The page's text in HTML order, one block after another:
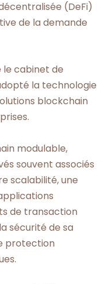
(DeFi)
de la demande
le cabinet de
la technologie
blockchain
modulable,
souvent associés
scalabilité, une
de transaction
sécurité de sa
protection